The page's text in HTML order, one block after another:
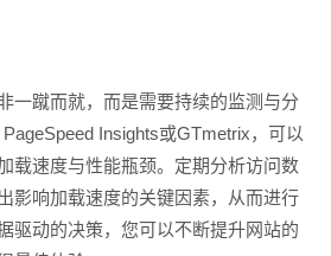
一蹴而就，而是需要持续的监测与分
Insights或GTmetrix，可以
载速度与性能瓶颈。定期分析访问数
影响加载速度的关键因素，从而进行
驱动的决策，您可以不断提升网站的